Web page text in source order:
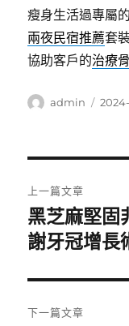
瘦身生活過專屬
兩夜民宿推薦套
協助客戶的治療
作
admin
發
章
導
覽
上一篇文章
上
一
文
章:
黑芝麻堅固
謝牙冠增長
下一篇文章